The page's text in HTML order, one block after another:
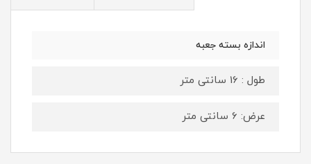
اندازه بسته جعبه
طول : 16 سانتی متر
عرض: 6 سانتی متر